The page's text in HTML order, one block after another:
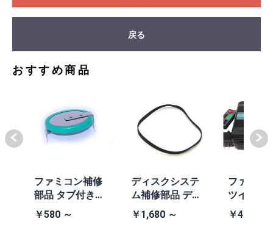
戻る
おすすめ商品
ファミコン補修
部品 タブ付きコ
イン電池(CR203
2)
￥580 ～
ディスクシステ
ム補修部品 ディ
スクシステム用
交換ベルト
￥1,680 ～
ファミコ
ツインフ
ン本体
黒・連射
￥41,980